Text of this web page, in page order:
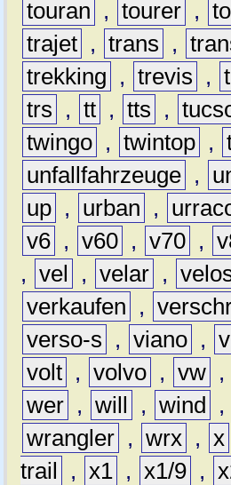
touran , tourer ,
trajet , trans ,
trekking
, trevis ,
trs
, tt , tts ,
twingo , twintop ,
unfallfahrzeuge ,
up , urban ,
v6 , v60 , v70 ,
, vel , velar ,
verkaufen
,
verso-s
, viano ,
volt , volvo , vw ,
wer , will , wind ,
wrangler , wrx , x
trail
, x1 , x1/9 ,